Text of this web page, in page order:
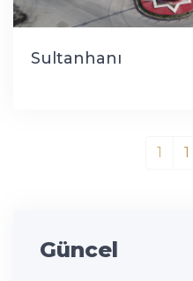
Sultanhanı
1 1
Güncel